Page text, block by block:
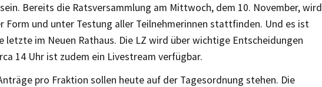
Bereits die Ratsversammlung am Mittwoch, dem 10. November, wird
Form und unter Testung aller Teilnehmerinnen stattfinden. Und es ist
letzte im Neuen Rathaus. Die LZ wird über wichtige Entscheidungen
14 Uhr ist zudem ein Livestream verfügbar.
pro Fraktion sollen heute auf der Tagesordnung stehen. Die